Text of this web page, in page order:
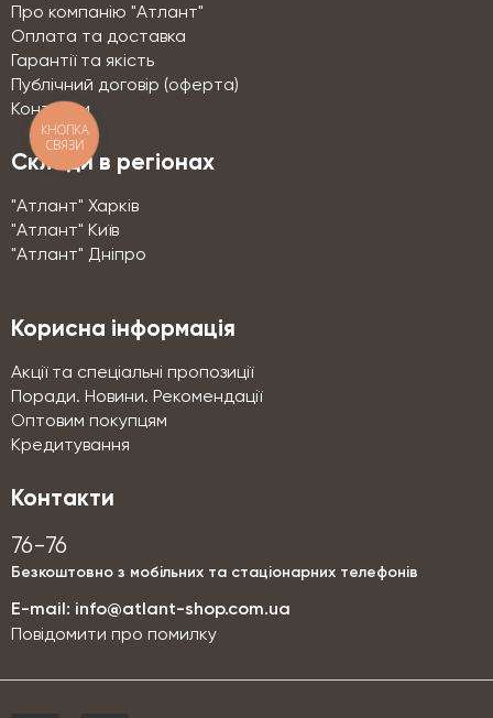
Про компанію "Атлант"
Оплата та доставка
Гарантії та якість
Публічний договір (оферта)
Контакти
Склади в регіонах
"Атлант" Харків
"Атлант" Київ
"Атлант" Дніпро
Корисна інформація
Акції та спеціальні пропозиції
Поради. Новини. Рекомендації
Оптовим покупцям
Кредитування
Контакти
76-76
Безкоштовно з мобільних та стаціонарних телефонів
E-mail: info@atlant-shop.com.ua
Повідомити про помилку
КНОПКА
СВЯЗИ